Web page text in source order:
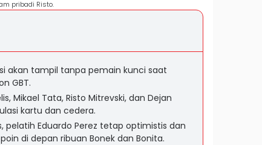
pribadi Risto.
akan tampil tanpa pemain kunci saat
GBT.
Mikael Tata, Risto Mitrevski, dan Dejan
kartu dan cedera.
pelatih Eduardo Perez tetap optimistis dan
di depan ribuan Bonek dan Bonita.